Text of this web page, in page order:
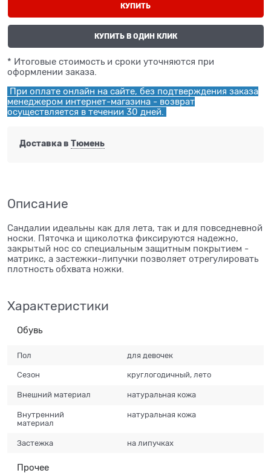
КУПИТЬ
КУПИТЬ В ОДИН КЛИК
* Итоговые стоимость и сроки уточняются при
оформлении заказа.
При оплате онлайн на сайте, без подтверждения заказа
менеджером интернет-магазина - возврат
осуществляется в течении 30 дней.
Доставка в Тюмень
Описание
Сандалии идеальны как для лета, так и для повседневной
носки. Пяточка и щиколотка фиксируются надежно,
закрытый нос со специальным защитным покрытием -
матрикс, а застежки-липучки позволяет отрегулировать
плотность обхвата ножки.
Характеристики
Обувь
Пол для девочек
Сезон круглогодичный, лето
Внешний материал натуральная кожа
Внутренний
материал
натуральная кожа
Застежка на липучках
Прочее